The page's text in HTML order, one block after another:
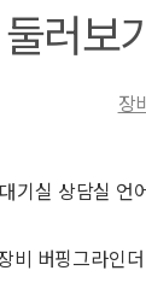
러보
장
대기실 상담실 언
비 버핑그라인